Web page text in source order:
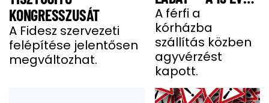
KONGRESSZUSÁT
A Fidesz szervezeti
felépítése jelentősen
megváltozhat.
BENCE HÓNAPOKIG
KÓMÁBAN FEKÜDT
A BALESETE UTÁN
A férfi a
kórházba
szállítás közben
agyvérzést
kapott.